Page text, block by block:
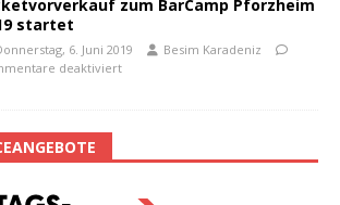
zum BarCamp Pforzheim
startet
6. Juni 2019
Besim Karadeniz
deaktiviert